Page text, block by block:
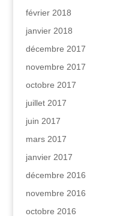
février 2018
janvier 2018
décembre 2017
novembre 2017
octobre 2017
juillet 2017
juin 2017
mars 2017
janvier 2017
décembre 2016
novembre 2016
octobre 2016